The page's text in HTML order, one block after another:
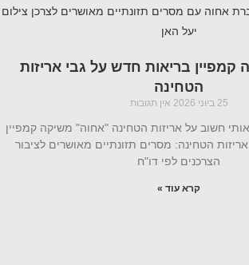
בריאות חדש על גבי אריזות
הטחינה
25 ביוני 2026 אין תגובות
חשוב על אריזות הטחינה "אחוה" משיקה קמפיין
הטחינה: מסרים תזונתיים מאושרים לציבור
הצרכנים לפי דו"ח
קרא עוד »